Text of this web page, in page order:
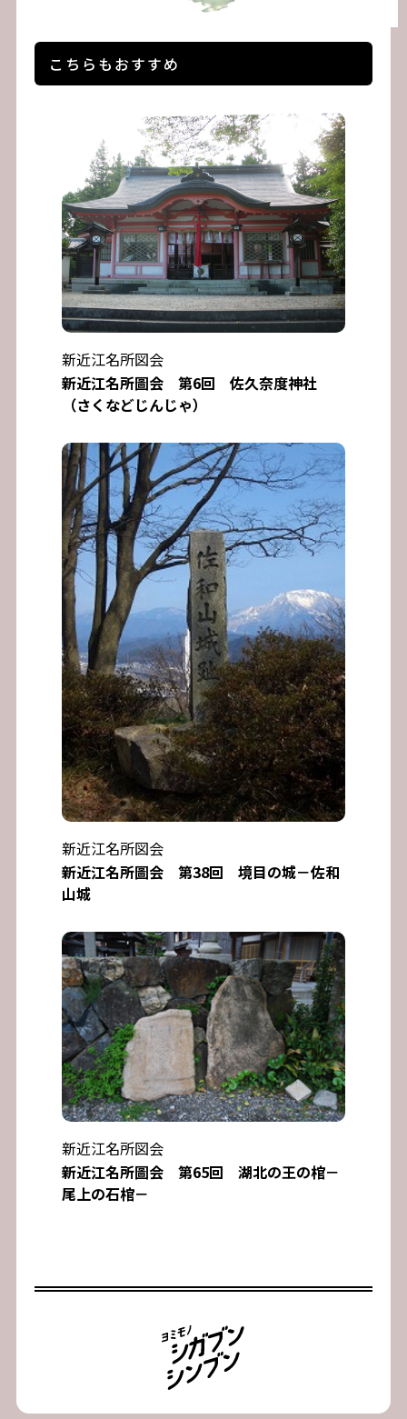
こちらもおすすめ
新近江名所図会
新近江名所圖会 第6回 佐久奈度神社
（さくなどじんじゃ）
新近江名所図会
新近江名所圖会 第38回 境目の城－佐和
山城
新近江名所図会
新近江名所圖会 第65回 湖北の王の棺－
尾上の石棺－